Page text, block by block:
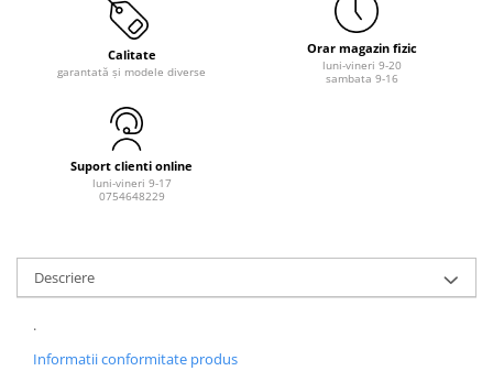
Calitate
garantată și modele diverse
Orar magazin fizic
luni-vineri 9-20
sambata 9-16
Suport clienti online
luni-vineri 9-17
0754648229
Descriere
.
Informatii conformitate produs